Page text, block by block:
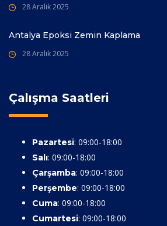
28 Aralık 2025
Antalya Epoksi Zemin Kaplama
28 Aralık 2025
Çalışma Saatleri
Pazartesi: 09:00-18:00
Salı: 09:00-18:00
Çarşamba: 09:00-18:00
Perşembe: 09:00-18:00
Cuma: 09:00-18:00
Cumartesi: 09:00-18:00